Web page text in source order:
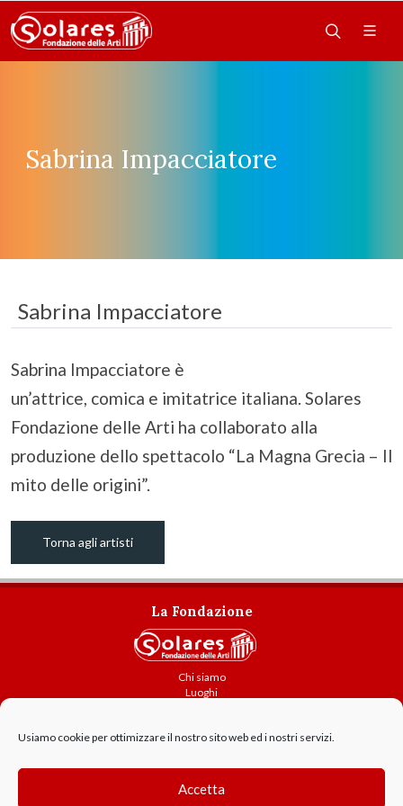
Usiamo cookie per ottimizzare il nostro sito web ed i nostri servizi.
Accetta
Sabrina Impacciatore
Sabrina Impacciatore
Sabrina Impacciatore è
un’attrice, comica e imitatrice italiana. Solares
Fondazione delle Arti ha collaborato alla
produzione dello spettacolo “La Magna Grecia – Il
mito delle origini”.
Torna agli artisti
La Fondazione
Chi siamo
Luoghi
Contatti
Cookie Policy
GDPR - Privacy